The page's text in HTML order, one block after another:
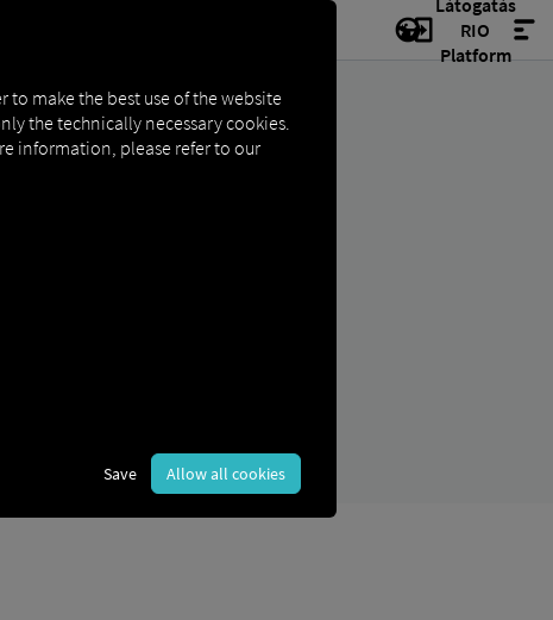
RIO
Platform
to make the best use of the website
the technically necessary cookies.
information, please refer to our
Save Allow all cookies